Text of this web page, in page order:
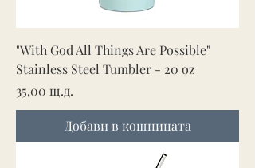
"With God All Things Are Possible"
Stainless Steel Tumbler - 20 oz
Цена
35,00 щ.д.
Добави в кошницата